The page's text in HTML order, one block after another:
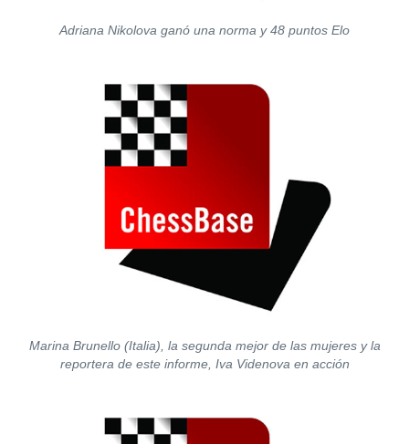
Adriana Nikolova ganó una norma y 48 puntos Elo
Marina Brunello (Italia), la segunda mejor de las mujeres y la
reportera de este informe, Iva Videnova en acción